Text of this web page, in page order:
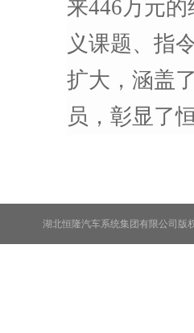
来446万元
义课题、指
扩大，涵盖
员，彰显了
湖北恒隆汽车系统集团有限公司版